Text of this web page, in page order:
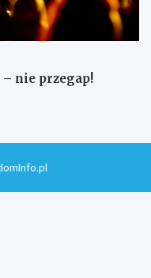
nie przegap!